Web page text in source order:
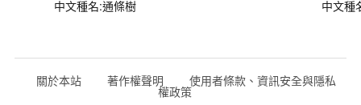
中文種名:通條樹 中文種
關於本站 著作權聲明 使用者條款、資訊安全與隱私
權政策